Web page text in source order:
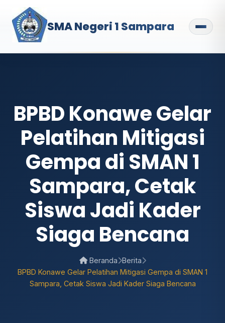
SMA Negeri 1 Sampara
BPBD Konawe Gelar
Pelatihan Mitigasi
Gempa di SMAN 1
Sampara, Cetak
Siswa Jadi Kader
Siaga Bencana
Beranda Berita
BPBD Konawe Gelar Pelatihan Mitigasi Gempa di SMAN 1
Sampara, Cetak Siswa Jadi Kader Siaga Bencana